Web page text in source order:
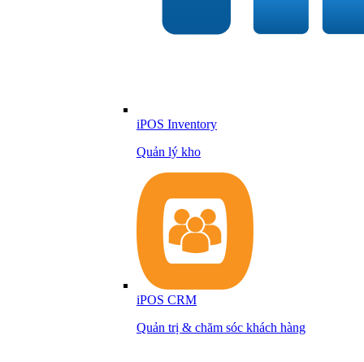
iPOS Inventory
Quản lý kho
iPOS CRM
Quản trị & chăm sóc khách hàng